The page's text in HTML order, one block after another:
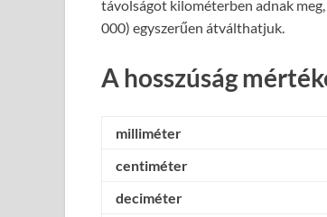
távolságot kilométerben adnak
000) egyszerűen átválthatjuk.
A hosszúság
milliméter
centiméter
deciméter